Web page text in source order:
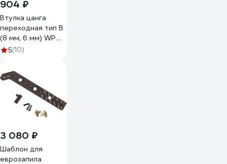
904 ₽
Втулка цанга
переходная тип B
(8 мм, 6 мм) WPW
T080060T
5(10)
3 080 ₽
Шаблон для
еврозапила